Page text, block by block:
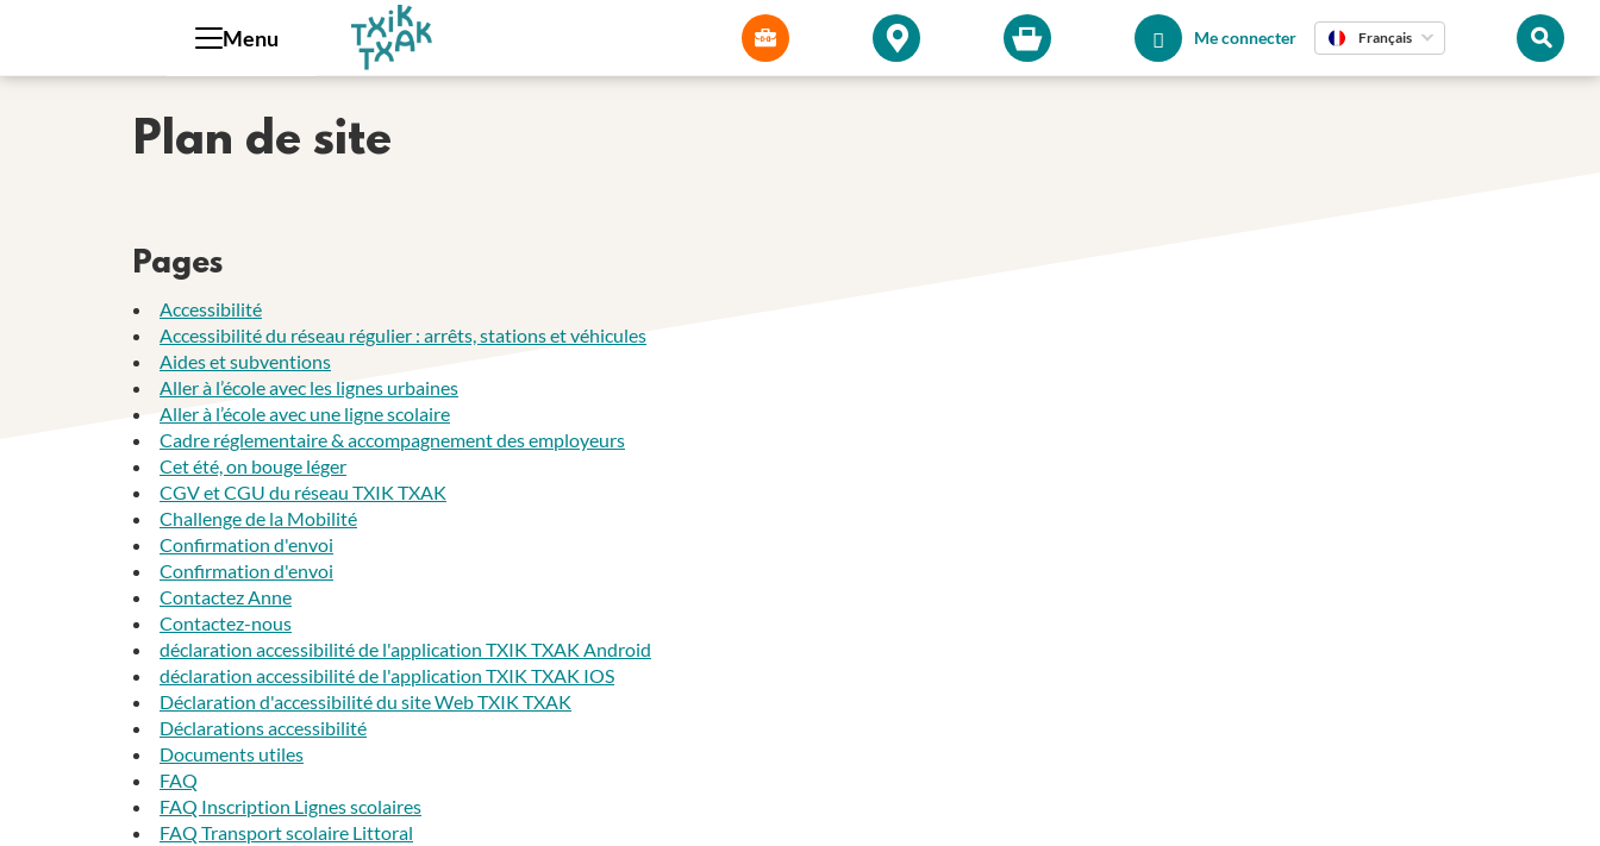
Menu Me connecter Français
Plan de site
Pages
Accessibilité
Accessibilité du réseau régulier : arrêts, stations et véhicules
Aides et subventions
Aller à l’école avec les lignes urbaines
Aller à l’école avec une ligne scolaire
Cadre réglementaire & accompagnement des employeurs
Cet été, on bouge léger
CGV et CGU du réseau TXIK TXAK
Challenge de la Mobilité
Confirmation d'envoi
Confirmation d'envoi
Contactez Anne
Contactez-nous
déclaration accessibilité de l'application TXIK TXAK Android
déclaration accessibilité de l'application TXIK TXAK IOS
Déclaration d'accessibilité du site Web TXIK TXAK
Déclarations accessibilité
Documents utiles
FAQ
FAQ Inscription Lignes scolaires
FAQ Transport scolaire Littoral